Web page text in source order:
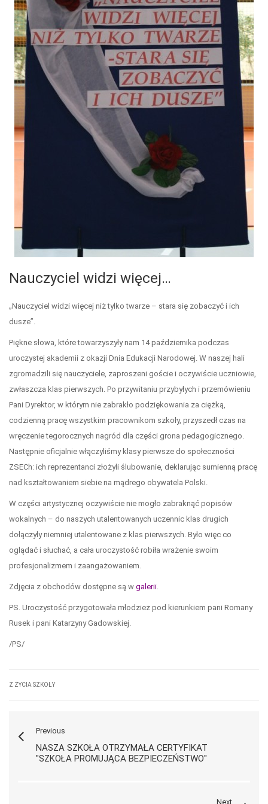
Nauczyciel widzi więcej…
„Nauczyciel widzi więcej niż tylko twarze – stara się zobaczyć i ich
dusze”.
Piękne słowa, które towarzyszyły nam 14 października podczas
uroczystej akademii z okazji Dnia Edukacji Narodowej. W naszej hali
zgromadzili się nauczyciele, zaproszeni goście i oczywiście uczniowie,
zwłaszcza klas pierwszych. Po przywitaniu przybyłych i przemówieniu
Pani Dyrektor, w którym nie zabrakło podziękowania za ciężką,
codzienną pracę wszystkim pracownikom szkoły, przyszedł czas na
wręczenie tegorocznych nagród dla części grona pedagogicznego.
Następnie oficjalnie włączyliśmy klasy pierwsze do społeczności
ZSECh: ich reprezentanci złożyli ślubowanie, deklarując sumienną pracę
nad kształtowaniem siebie na mądrego obywatela Polski.
W części artystycznej oczywiście nie mogło zabraknąć popisów
wokalnych – do naszych utalentowanych uczennic klas drugich
dołączyły niemniej utalentowane z klas pierwszych. Było więc co
oglądać i słuchać, a cała uroczystość robiła wrażenie swoim
profesjonalizmem i zaangażowaniem.
Zdjęcia z obchodów dostępne są w galerii.
PS. Uroczystość przygotowała młodzież pod kierunkiem pani Romany
Rusek i pani Katarzyny Gadowskiej.
/PS/
Z ŻYCIA SZKOŁY
Previous
NASZA SZKOŁA OTRZYMAŁA CERTYFIKAT
"SZKOŁA PROMUJĄCA BEZPIECZEŃSTWO"
Next